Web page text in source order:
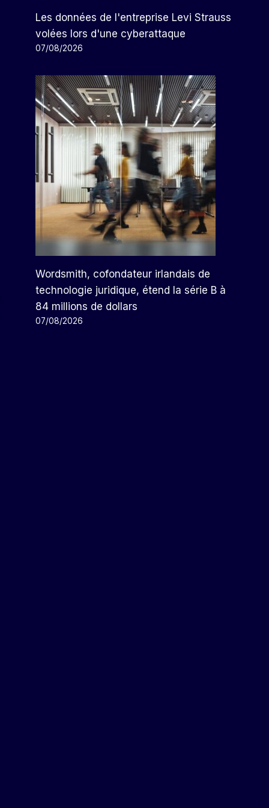
Les données de l'entreprise Levi Strauss
volées lors d'une cyberattaque
07/08/2026
Wordsmith, cofondateur irlandais de
technologie juridique, étend la série B à
84 millions de dollars
07/08/2026